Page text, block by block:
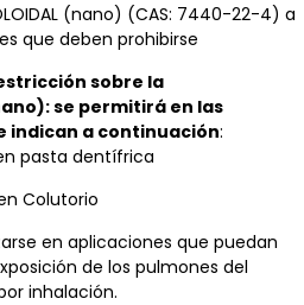
(nano) (CAS: 7440-22-4) a
que deben prohibirse
sobre la
se permitirá en las
indican a continuación:
pasta dentífrica
Colutorio
en aplicaciones que puedan
de los pulmones del
inhalación.